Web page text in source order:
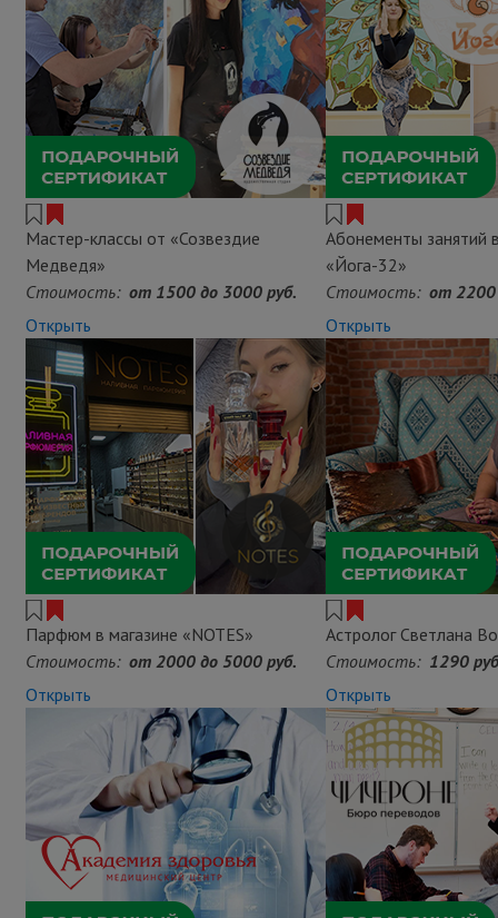
Мастер-классы от «Созвездие
Медведя»
Стоимость: от 1500 до 3000 руб.
Открыть
Абонементы занятий
«Йога-32»
Стоимость: от 2200
Открыть
Парфюм в магазине «NOTES»
Стоимость: от 2000 до 5000 руб.
Открыть
Астролог Светлана
Стоимость: 1290
Открыть